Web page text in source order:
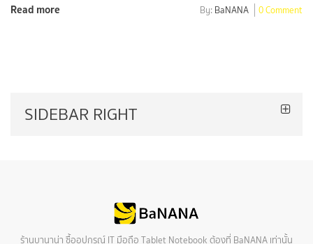
Read more By: BaNANA 0 Comment
SIDEBAR RIGHT
ร้านบานาน่า ซื้ออุปกรณ์ IT มือถือ Tablet Notebook ต้องที่ BaNANA เท่านั้น